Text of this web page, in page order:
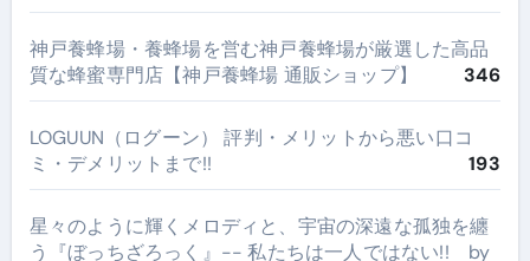
神戸養蜂場・養蜂場を営む神戸養蜂場が厳選した高品
質な蜂蜜専門店【神戸養蜂場 通販ショップ】
346
LOGUUN（ログーン） 評判・メリットから悪い口コ
ミ・デメリットまで!!
193
星々のように輝くメロディと、宇宙の深遠な孤独を纏
う『ぼっちざろっく』-- 私たちは一人ではない!! by